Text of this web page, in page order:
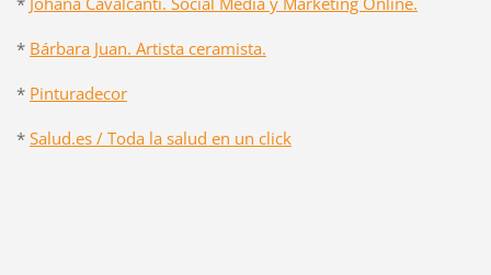
* Bárbara Juan. Artista ceramista.
* Pinturadecor
* Salud.es / Toda la salud en un click